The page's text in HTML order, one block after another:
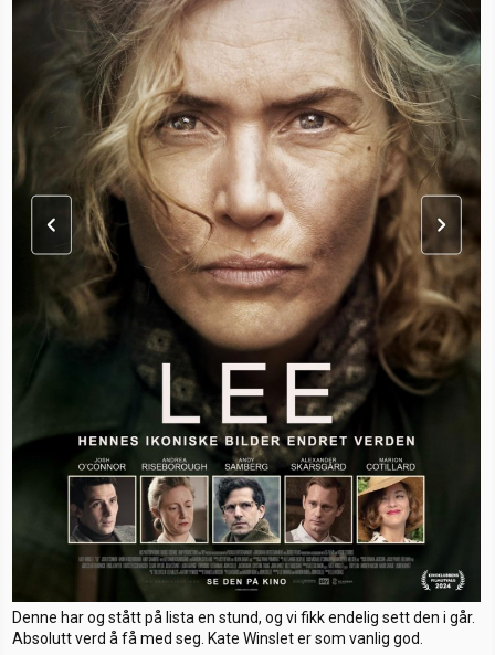
Denne har og stått på lista en stund, og vi fikk endelig sett den i går.
Absolutt verd å få med seg. Kate Winslet er som vanlig god.